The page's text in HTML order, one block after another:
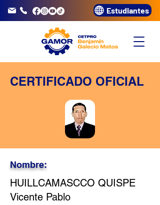
3320072 Estudiantes
CERTIFICADO OFICIAL
Nombre:
HUILLCAMASCCO QUISPE
Vicente Pablo